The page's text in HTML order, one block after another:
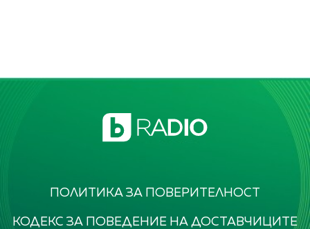
ПОЛИТИКА ЗА ПОВЕРИТЕЛНОСТ
КОДЕКС ЗА ПОВЕДЕНИЕ НА ДОСТАВЧИЦИТЕ